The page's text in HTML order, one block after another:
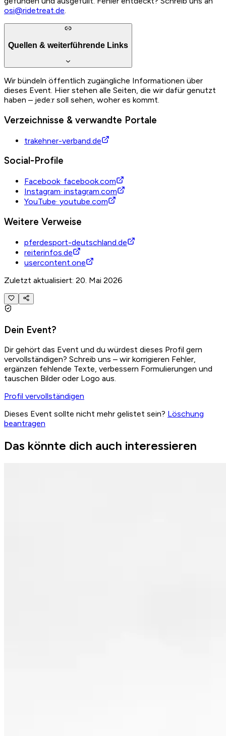
osi@ridetreat.de.
Quellen & weiterführende Links
Wir bündeln öffentlich zugängliche Informationen über
dieses Event. Hier stehen alle Seiten, die wir dafür genutzt
haben – jede:r soll sehen, woher es kommt.
Verzeichnisse & verwandte Portale
trakehner-verband.de
Social-Profile
Facebook· facebook.com
Instagram· instagram.com
YouTube· youtube.com
Weitere Verweise
pferdesport-deutschland.de
reiterinfos.de
usercontent.one
Zuletzt aktualisiert: 20. Mai 2026
Dein Event?
Dir gehört das Event und du würdest dieses Profil gern
vervollständigen? Schreib uns – wir korrigieren Fehler,
ergänzen fehlende Texte, verbessern Formulierungen und
tauschen Bilder oder Logo aus.
Profil vervollständigen
Dieses Event sollte nicht mehr gelistet sein? Löschung
beantragen
Das könnte dich auch interessieren